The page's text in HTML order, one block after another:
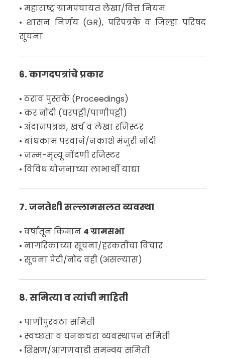
• महाराष्ट्र ग्रामपंचायत लेखा/वित्त नियम
• शासन निर्णय (GR), परिपत्रके व जिल्हा परिषद
सूचना
6. कागदपत्रांचे प्रकार
• ठराव पुस्तके (Proceedings)
• कर नोंदी (घरपट्टी/पाणीपट्टी)
• अंदाजपत्रक, खर्च व लेखा रजिस्टर
• बांधकाम परवाने/नकाशे मंजुरी नोंदी
• जन्म-मृत्यू नोंदणी रजिस्टर
• विविध योजनांच्या लाभार्थी याद्या
7. जनतेशी सल्लामसलत व्यवस्था
• वर्षातून किमान 4 ग्रामसभा
• नागरिकांच्या सूचना/हरकतींचा विचार
• सूचना पेटी/नोंद वही (असल्यास)
8. समित्या व त्यांची माहिती
• पाणीपुरवठा समिती
• स्वच्छता व घनकचरा व्यवस्थापन समिती
• शिक्षण/आंगणवाडी समन्वय समिती